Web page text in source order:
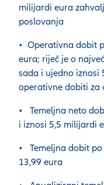
milijardi eura
poslovanja
• Operativna dobit
eura; riječ je o
sada i ujedno iznosi
operativne dobiti za
• Temeljna neto
i iznosi 5,5 milijardi
• Temeljna dobit
13,99 eura